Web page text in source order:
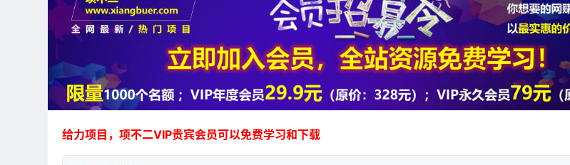
给力项目，项不二VIP贵宾会员可以免费学习和下载